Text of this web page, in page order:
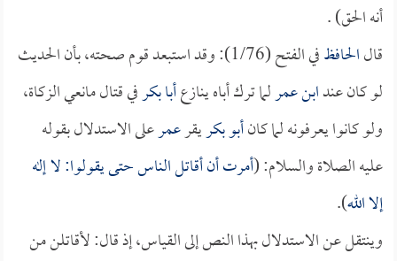
أنه الحق) .
قالالحافظ
في الفتح (1/76): وقد استبعد قوم صحته، بأن الحديث
لو كان عندابن عمرلما ترك أباه ينازعأبا بكرفي قتال مانعي الزكاة،
ولو كانوا يعرفونه لما كانأبو بكريقرعمرعلى الاستدلال بقوله
عليه الصلاة والسلام: (أمرت أن أقاتل الناس حتى يقولوا: لا إله
إلا الله).
وينتقل عن الاستدلال بهذا النص إلى القياس، إذ قال: لأقاتلن من